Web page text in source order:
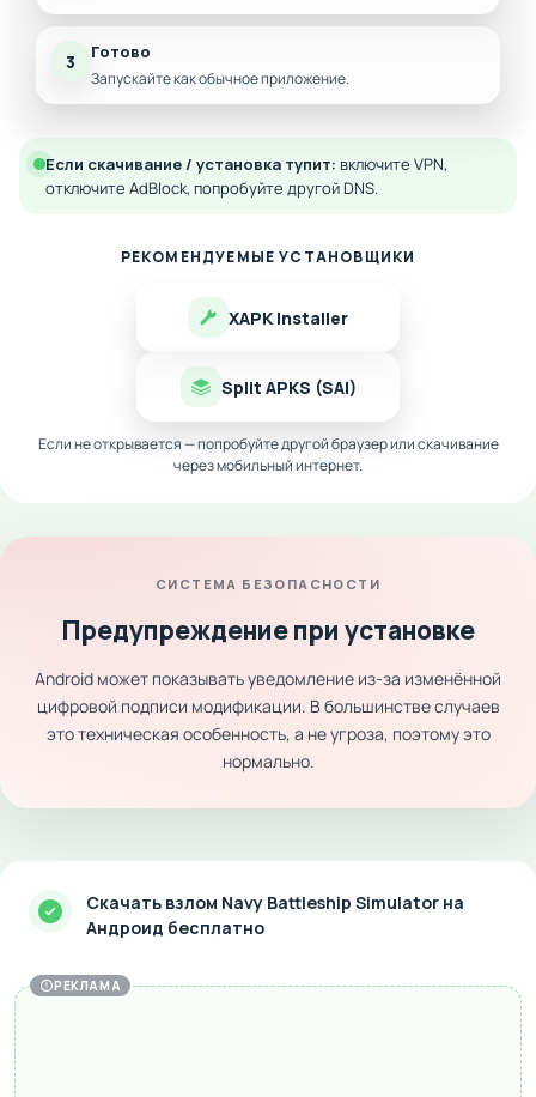
3 Готово
Запускайте как обычное приложение.
Если скачивание / установка тупит: включите VPN,
отключите AdBlock, попробуйте другой DNS.
РЕКОМЕНДУЕМЫЕ УСТАНОВЩИКИ
XAPK Installer
Split APKS (SAI)
Если не открывается — попробуйте другой браузер или скачивание
через мобильный интернет.
СИСТЕМА БЕЗОПАСНОСТИ
Предупреждение при установке
Android может показывать уведомление из-за изменённой
цифровой подписи модификации. В большинстве случаев
это техническая особенность, а не угроза, поэтому это
нормально.
Скачать взлом Navy Battleship Simulator на
Андроид бесплатно
РЕКЛАМА